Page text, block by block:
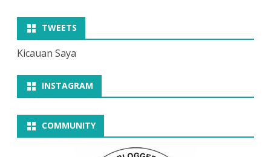
TWEETS
Kicauan Saya
INSTAGRAM
COMMUNITY